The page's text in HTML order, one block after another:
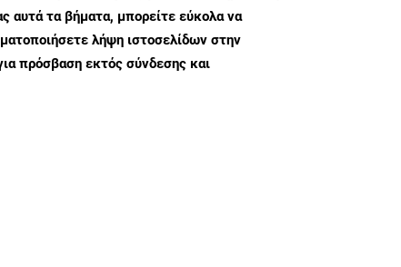
αυτά τα βήματα, μπορείτε εύκολα να
λήψη ιστοσελίδων στην
πρόσβαση εκτός σύνδεσης και